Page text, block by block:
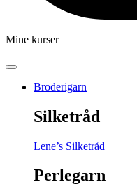
Mine kurser
Broderigarn
Silketråd
Lene’s Silketråd
Perlegarn